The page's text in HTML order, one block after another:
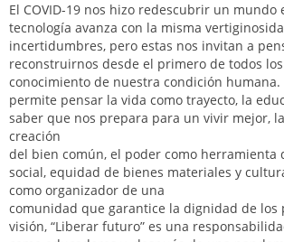
El COVID-19 nos hizo redescubrir un mundo
tecnología avanza con la misma
incertidumbres, pero estas nos invitan a
reconstruirnos desde el primero de todos
conocimiento de nuestra condición humana.
permite pensar la vida como trayecto, la
saber que nos prepara para un vivir mejor,
creación
del bien común, el poder como herramienta
social, equidad de bienes materiales y
como organizador de una
comunidad que garantice la dignidad de los
visión, “Liberar futuro” es una